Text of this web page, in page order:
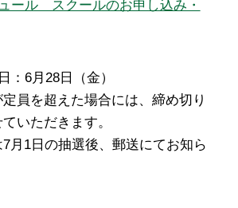
ール スクールのお申し込み・
：6月28日（金）
定員を超えた場合には、締め切り
いただきます。
7月1日の抽選後、郵送にてお知ら